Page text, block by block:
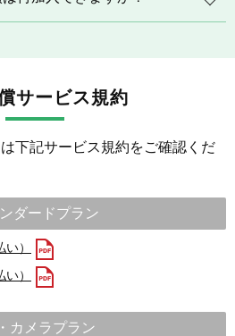
サービス規約
下記サービス規約をご確認くだ
ダードプラン
）
）
カメラプラン